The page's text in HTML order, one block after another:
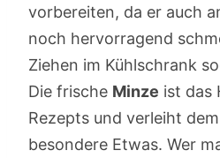
vorbereiten, da er auch
noch hervorragend
Ziehen im Kühlschrank
Die frische Minze ist das
Rezepts und verleiht
besondere Etwas. Wer